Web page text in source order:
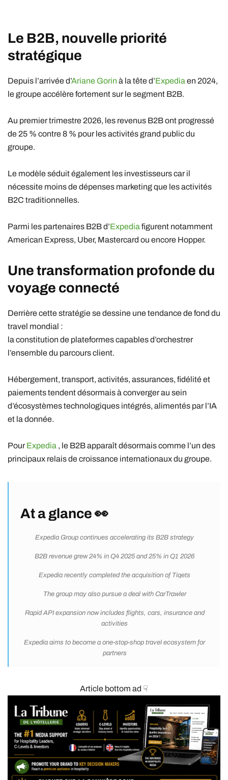
Le B2B, nouvelle priorité
stratégique
Depuis l’arrivée d’Ariane Gorin à la tête d’Expedia en 2024,
le groupe accélère fortement sur le segment B2B.
Au premier trimestre 2026, les revenus B2B ont progressé
de 25 % contre 8 % pour les activités grand public du
groupe.
Le modèle séduit également les investisseurs car il
nécessite moins de dépenses marketing que les activités
B2C traditionnelles.
Parmi les partenaires B2B d’Expedia figurent notamment
American Express, Uber, Mastercard ou encore Hopper.
Une transformation profonde du
voyage connecté
Derrière cette stratégie se dessine une tendance de fond du
travel mondial :
la constitution de plateformes capables d’orchestrer
l’ensemble du parcours client.
Hébergement, transport, activités, assurances, fidélité et
paiements tendent désormais à converger au sein
d’écosystèmes technologiques intégrés, alimentés par l’IA
et la donnée.
Pour Expedia , le B2B apparaît désormais comme l’un des
principaux relais de croissance internationaux du groupe.
At a glance 👀
Expedia Group continues accelerating its B2B strategy
B2B revenue grew 24% in Q4 2025 and 25% in Q1 2026
Expedia recently completed the acquisition of Tiqets
The group may also pursue a deal with CarTrawler
Rapid API expansion now includes flights, cars, insurance and
activities
Expedia aims to become a one-stop-shop travel ecosystem for
partners
Article bottom ad ☟